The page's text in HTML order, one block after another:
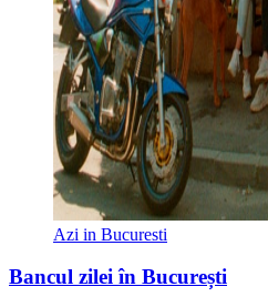
Azi in Bucuresti
Bancul zilei în București